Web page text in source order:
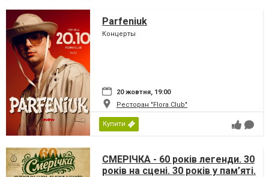
Parfeniuk
Концерты
20 жовтня, 19:00
Ресторан "Flora Club"
Купити
СМЕРІЧКА - 60 років легенди. 30
років на сцені. 30 років у пам’яті.